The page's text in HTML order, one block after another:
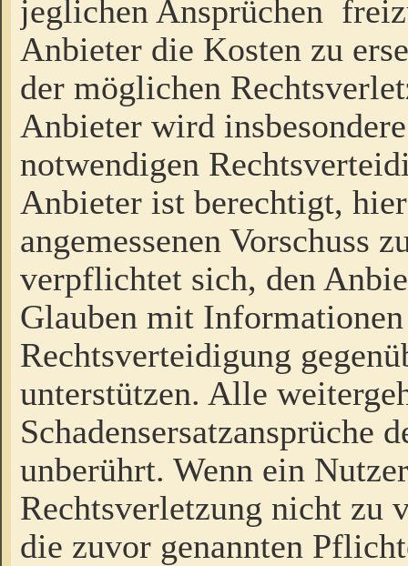
jeglichen Ansprüchen
Anbieter die Kosten zu
der möglichen
Anbieter wird
notwendigen
Anbieter ist berechtigt,
angemessenen Vorschuss
verpflichtet sich, den
Glauben mit
Rechtsverteidigung
unterstützen. Alle
Schadensersatzansprüche
unberührt. Wenn ein
Rechtsverletzung nicht zu
die zuvor genannten